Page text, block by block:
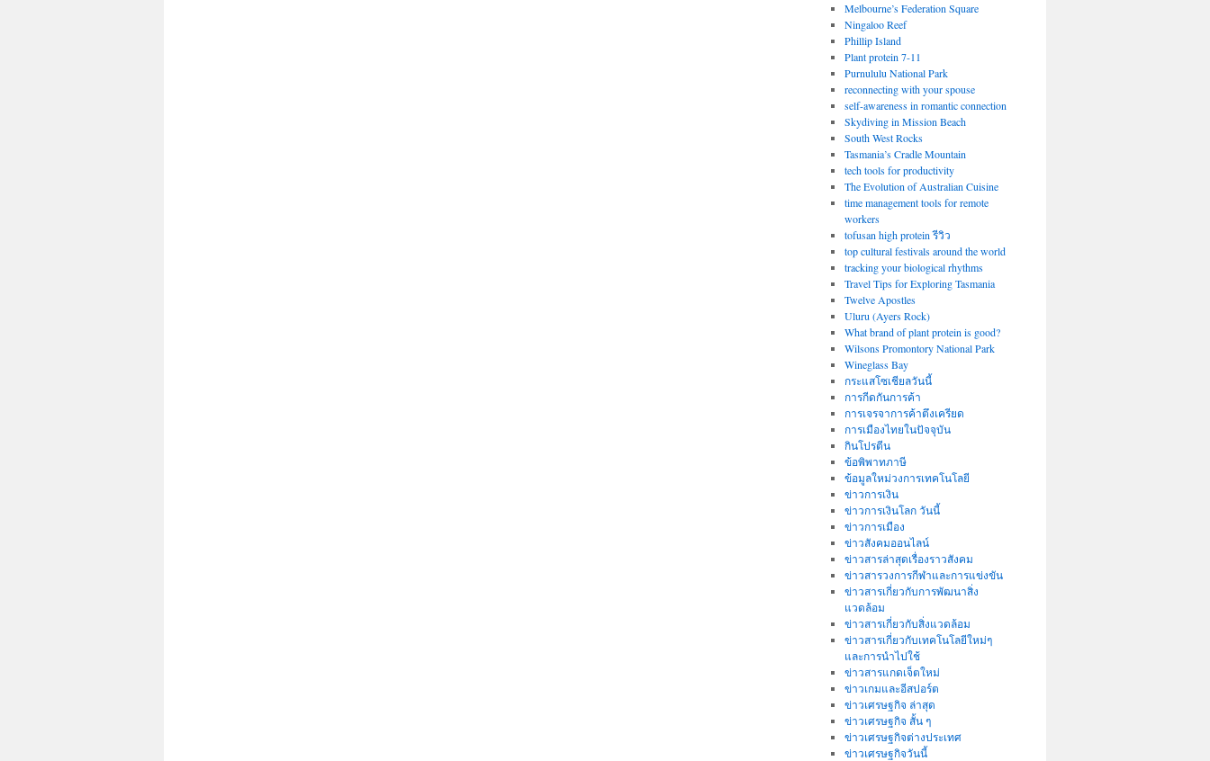
Melbourne’s Federation Square
Ningaloo Reef
Phillip Island
Plant protein 7-11
Purnululu National Park
reconnecting with your spouse
self-awareness in romantic connection
Skydiving in Mission Beach
South West Rocks
Tasmania’s Cradle Mountain
tech tools for productivity
The Evolution of Australian Cuisine
time management tools for remote
workers
tofusan high protein รีวิว
top cultural festivals around the world
tracking your biological rhythms
Travel Tips for Exploring Tasmania
Twelve Apostles
Uluru (Ayers Rock)
What brand of plant protein is good?
Wilsons Promontory National Park
Wineglass Bay
กระแสโซเชียลวันนี้
การกีดกันการค้า
การเจรจาการค้าตึงเครียด
การเมืองไทยในปัจจุบัน
กินโปรตีน
ข้อพิพาทภาษี
ข้อมูลใหม่วงการเทคโนโลยี
ข่าวการเงิน
ข่าวการเงินโลก วันนี้
ข่าวการเมือง
ข่าวสังคมออนไลน์
ข่าวสารล่าสุดเรื่องราวสังคม
ข่าวสารวงการกีฬาและการแข่งขัน
ข่าวสารเกี่ยวกับการพัฒนาสิ่ง
แวดล้อม
ข่าวสารเกี่ยวกับสิ่งแวดล้อม
ข่าวสารเกี่ยวกับเทคโนโลยีใหม่ๆ
และการนำไปใช้
ข่าวสารแกดเจ็ตใหม่
ข่าวเกมและอีสปอร์ต
ข่าวเศรษฐกิจ ล่าสุด
ข่าวเศรษฐกิจ สั้น ๆ
ข่าวเศรษฐกิจต่างประเทศ
ข่าวเศรษฐกิจวันนี้